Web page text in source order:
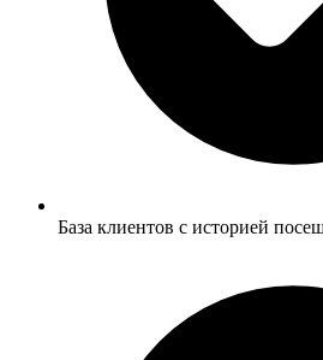
База клиентов с историей